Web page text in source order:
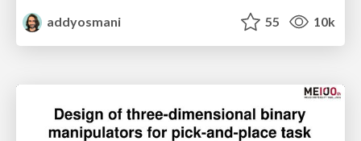
addyosmani
55 10k